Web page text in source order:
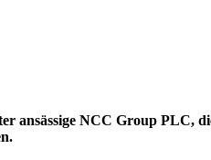
NCC Group PLC,